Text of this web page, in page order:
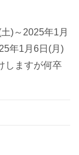
)～2025年1月
年1月6日(月)
しますが何卒